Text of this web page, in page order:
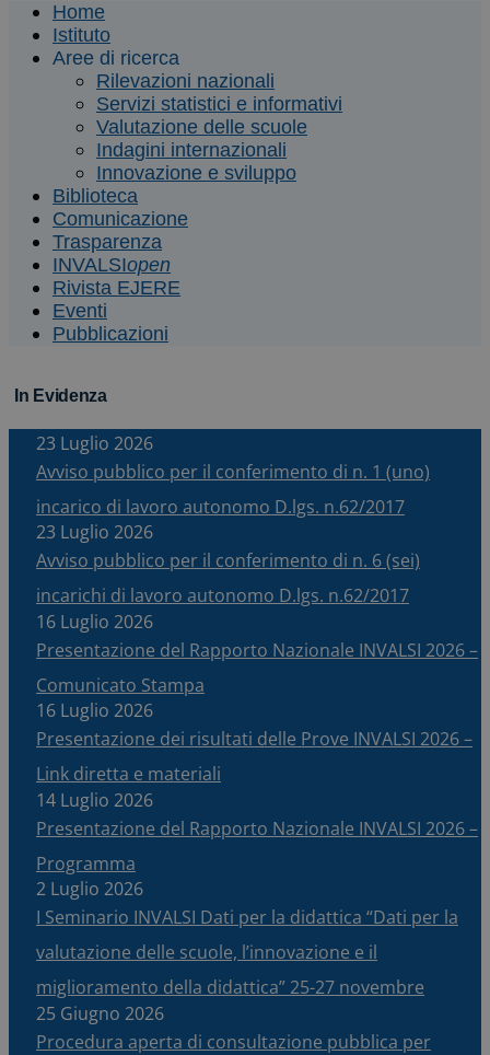
Home
Istituto
Aree di ricerca
Rilevazioni nazionali
Servizi statistici e informativi
Valutazione delle scuole
Indagini internazionali
Innovazione e sviluppo
Biblioteca
Comunicazione
Trasparenza
INVALSIopen
Rivista EJERE
Eventi
Pubblicazioni
In Evidenza
23 Luglio 2026
Avviso pubblico per il conferimento di n. 1 (uno)
incarico di lavoro autonomo D.lgs. n.62/2017
23 Luglio 2026
Avviso pubblico per il conferimento di n. 6 (sei)
incarichi di lavoro autonomo D.lgs. n.62/2017
16 Luglio 2026
Presentazione del Rapporto Nazionale INVALSI 2026 –
Comunicato Stampa
16 Luglio 2026
Presentazione dei risultati delle Prove INVALSI 2026 –
Link diretta e materiali
14 Luglio 2026
Presentazione del Rapporto Nazionale INVALSI 2026 –
Programma
2 Luglio 2026
I Seminario INVALSI Dati per la didattica “Dati per la
valutazione delle scuole, l’innovazione e il
miglioramento della didattica” 25-27 novembre
25 Giugno 2026
Procedura aperta di consultazione pubblica per